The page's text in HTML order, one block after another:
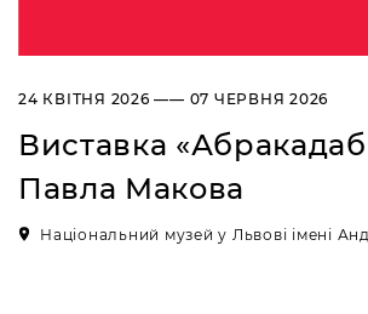
24 КВІТНЯ 2026 —— 07 ЧЕРВНЯ 2026
Виставка
Павла Макова
Національний музей у Львові імені